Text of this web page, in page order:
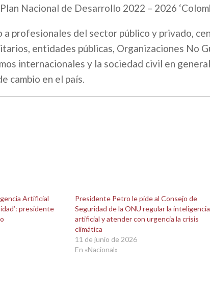
Nacional de Desarrollo 2022 – 2026
a profesionales del sector público y privado,
entidades públicas, Organizaciones No
internacionales y la sociedad civil en
cambio en el país.
Artificial
presidente
Presidente Petro le pide al Consejo de
Seguridad de la ONU regular la inteligencia
artificial y atender con urgencia la crisis
climática
11 de junio de 2026
En «Nacional»